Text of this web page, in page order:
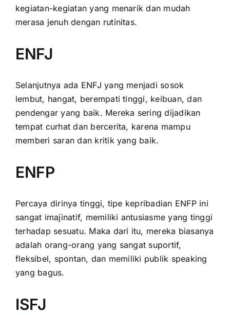
kegiatan-kegiatan yang menarik dan mudah
merasa jenuh dengan rutinitas.
ENFJ
Selanjutnya ada ENFJ yang menjadi sosok
lembut, hangat, berempati tinggi, keibuan, dan
pendengar yang baik. Mereka sering dijadikan
tempat curhat dan bercerita, karena mampu
memberi saran dan kritik yang baik.
ENFP
Percaya dirinya tinggi, tipe kepribadian ENFP ini
sangat imajinatif, memiliki antusiasme yang tinggi
terhadap sesuatu. Maka dari itu, mereka biasanya
adalah orang-orang yang sangat suportif,
fleksibel, spontan, dan memiliki publik speaking
yang bagus.
ISFJ